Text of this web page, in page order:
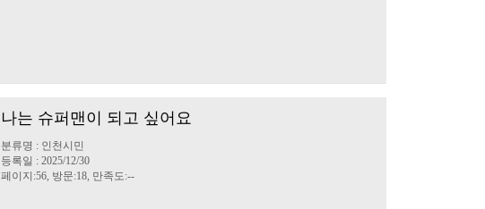
나는 슈퍼맨이 되고 싶어요
분류명 : 인천시민
등록일 : 2025/12/30
페이지:56, 방문:18, 만족도:--